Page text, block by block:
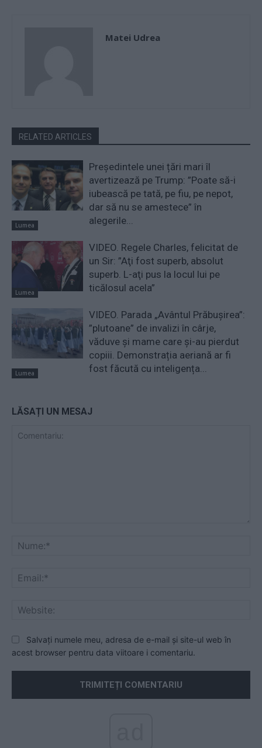
Matei Udrea
RELATED ARTICLES
Lumea
Președintele unei țări mari îl
avertizează pe Trump: ”Poate să-i
iubească pe tată, pe fiu, pe nepot,
dar să nu se amestece” în
alegerile...
Lumea
VIDEO. Regele Charles, felicitat de
un Sir: ”Aţi fost superb, absolut
superb. L-aţi pus la locul lui pe
ticălosul acela”
Lumea
VIDEO. Parada „Avântul Prăbușirea”:
”plutoane” de invalizi în cârje,
văduve și mame care și-au pierdut
copiii. Demonstrația aeriană ar fi
fost făcută cu inteligența...
LĂSAȚI UN MESAJ
Salvați numele meu, adresa de e-mail și site-ul web în
acest browser pentru data viitoare i comentariu.